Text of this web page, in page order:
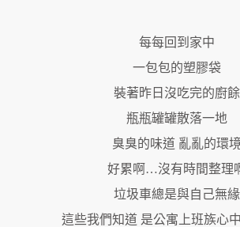
每每回到家中
一包包的塑膠袋
裝著昨日沒吃完的廚餘
瓶瓶罐罐散落一地
臭臭的味道 亂亂的環境
好累啊…沒有時間整理
垃圾車總是與自己無緣
這些我們知道 是公寓上班族心